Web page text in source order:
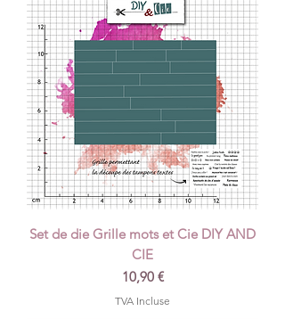
Set de die Grille mots et Cie DIY AND
CIE
Prix
10,90 €
TVA Incluse